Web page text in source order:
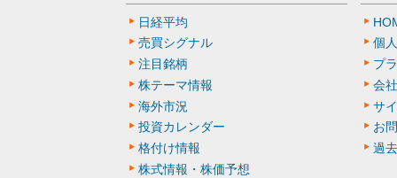
日経平均
売買シグナル
注目銘柄
株テーマ情報
海外市況
投資カレンダー
格付け情報
株式情報・株価予想
個
プ
会
サ
お
過